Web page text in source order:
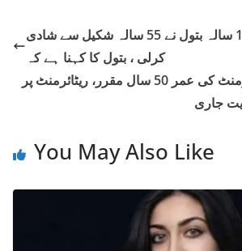
انوکھی محبت : 19 سالہ بتول نے 55 سالہ شکیل سے شادی
کرلی ، بتول کا کہنا ہے کہ
ملازمین کی ریٹائرمنٹ کی عمر 50 سال مقرر، ریٹائرمنٹ پر
جاری
You May Also Like